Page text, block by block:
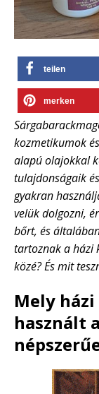
teilen
merken
kozmetikumok
alapú olajokkal
tulajdonságaik
gyakran
velük dolgozni,
bőrt, és
tartoznak a házi
közé? És mit
Mely
használt